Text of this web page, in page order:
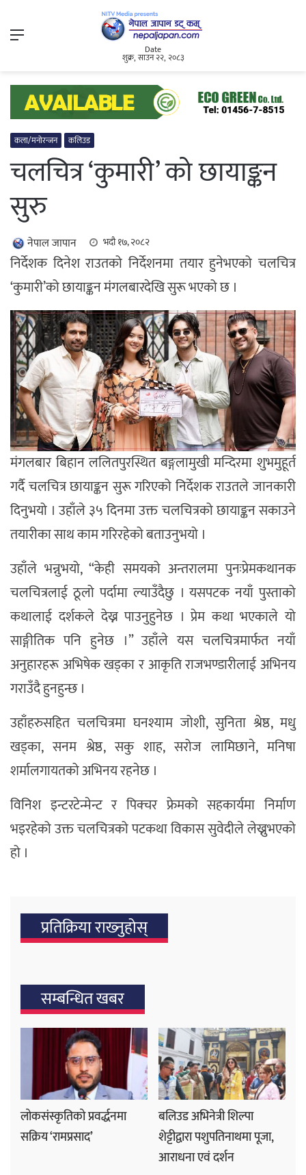
Menu
Date
शुक्र, साउन २२, २०८३
कला/मनोरन्जन कलिउड
चलचित्र ‘कुमारी’ को छायाङ्कन
सुरु
नेपाल जापान भदौ १७, २०८२
निर्देशक दिनेश राउतको निर्देशनमा तयार हुनेभएको चलचित्र
‘कुमारी’को छायाङ्कन मंगलबारदेखि सुरू भएको छ ।
मंगलबार बिहान ललितपुरस्थित बङ्गलामुखी मन्दिरमा शुभमुहूर्त
गर्दै चलचित्र छायाङ्कन सुरू गरिएको निर्देशक राउतले जानकारी
दिनुभयो । उहाँले ३५ दिनमा उक्त चलचित्रको छायाङ्कन सकाउने
तयारीका साथ काम गरिरहेको बताउनुभयो ।
उहाँले भन्नुभयो, “केही समयको अन्तरालमा पुनःप्रेमकथानक
चलचित्रलाई ठूलो पर्दामा ल्याउँदैछु । यसपटक नयाँ पुस्ताको
कथालाई दर्शकले देख्न पाउनुहुनेछ । प्रेम कथा भएकाले यो
साङ्गीतिक पनि हुनेछ ।” उहाँले यस चलचित्रमार्फत नयाँ
अनुहारहरू अभिषेक खड्का र आकृति राजभण्डारीलाई अभिनय
गराउँदै हुनहुन्छ ।
उहाँहरुसहित चलचित्रमा घनश्याम जोशी, सुनिता श्रेष्ठ, मधु
खड्का, सनम श्रेष्ठ, सकु शाह, सरोज लामिछाने, मनिषा
शर्मालगायतको अभिनय रहनेछ ।
विनिश इन्टरटेन्मेन्ट र पिक्चर फ्रेमको सहकार्यमा निर्माण
भइरहेको उक्त चलचित्रको पटकथा विकास सुवेदीले लेख्नुभएको
हो ।
प्रतिक्रिया राख्‍नुहोस्
सम्बन्धित खबर
लोकसंस्कृतिको प्रवर्द्धनमा
सक्रिय ‘रामप्रसाद’
बलिउड अभिनेत्री शिल्पा
शेट्टीद्वारा पशुपतिनाथमा पूजा,
आराधना एवं दर्शन